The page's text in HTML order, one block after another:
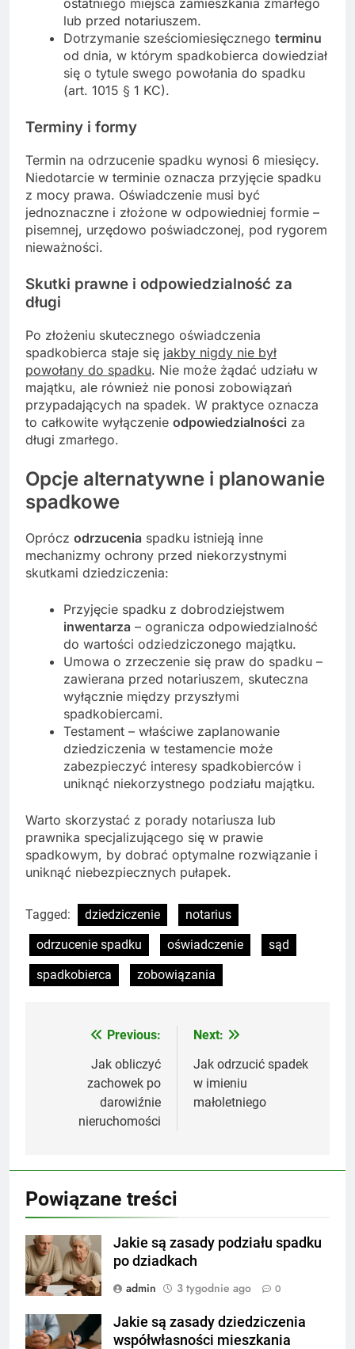
ostatniego miejsca zamieszkania zmarłego
lub przed notariuszem.
Dotrzymanie sześciomiesięcznego terminu
od dnia, w którym spadkobierca dowiedział
się o tytule swego powołania do spadku
(art. 1015 § 1 KC).
Terminy i formy
Termin na odrzucenie spadku wynosi 6 miesięcy.
Niedotarcie w terminie oznacza przyjęcie spadku
z mocy prawa. Oświadczenie musi być
jednoznaczne i złożone w odpowiedniej formie –
pisemnej, urzędowo poświadczonej, pod rygorem
nieważności.
Skutki prawne i odpowiedzialność za
długi
Po złożeniu skutecznego oświadczenia
spadkobierca staje się jakby nigdy nie był
powołany do spadku. Nie może żądać udziału w
majątku, ale również nie ponosi zobowiązań
przypadających na spadek. W praktyce oznacza
to całkowite wyłączenie odpowiedzialności za
długi zmarłego.
Opcje alternatywne i planowanie
spadkowe
Oprócz odrzucenia spadku istnieją inne
mechanizmy ochrony przed niekorzystnymi
skutkami dziedziczenia:
Przyjęcie spadku z dobrodziejstwem
inwentarza – ogranicza odpowiedzialność
do wartości odziedziczonego majątku.
Umowa o zrzeczenie się praw do spadku –
zawierana przed notariuszem, skuteczna
wyłącznie między przyszłymi
spadkobiercami.
Testament – właściwe zaplanowanie
dziedziczenia w testamencie może
zabezpieczyć interesy spadkobierców i
uniknąć niekorzystnego podziału majątku.
Warto skorzystać z porady notariusza lub
prawnika specjalizującego się w prawie
spadkowym, by dobrać optymalne rozwiązanie i
uniknąć niebezpiecznych pułapek.
Tagged: dziedziczenie
notarius
odrzucenie spadku
oświadczenie
sąd
spadkobierca
zobowiązania
NawigacjaPrevious:
Jak obliczyć
zachowek po
darowiźnie
nieruchomości
Next:
Jak odrzucić spadek
w imieniu
małoletniego
Powiązane treści
Jakie są zasady podziału spadku
po dziadkach
admin
3 tygodnie ago 0
Jakie są zasady dziedziczenia
współwłasności mieszkania